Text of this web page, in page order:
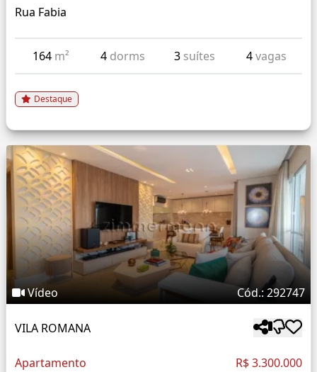
Rua Fabia
164 m² 4 dorms 3 suítes 4vagas
Destaque
Vídeo Cód.: 292747
VILA ROMANA
Apartamento R$ 3.300.000